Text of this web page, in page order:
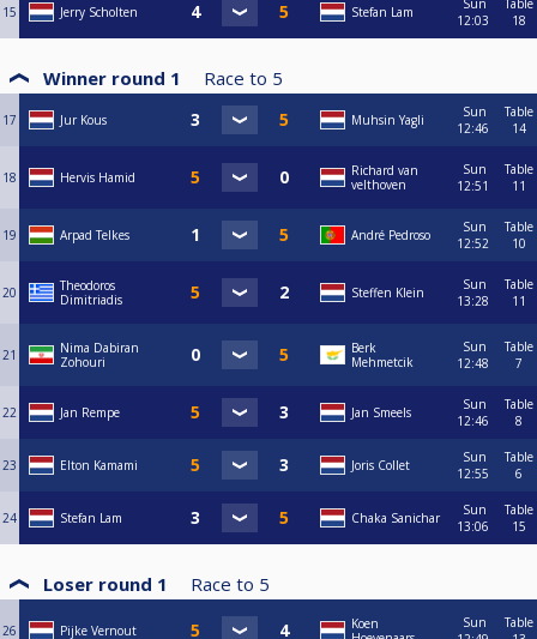
https://www.poolbiljarten.nl/prestatiesport/teamcompetitie-2
15 Jerry Scholten Stefan Lam
Sun
12:03
Table
18
Winner round 1 Race to 5
17 Jur Kous Muhsin Yagli
Sun
12:46
Table
14
18 Hervis Hamid
Richard van
velthoven
Sun
12:51
Table
11
19 Arpad Telkes André Pedroso
Sun
12:52
Table
10
20
Theodoros
Dimitriadis
Steffen Klein
Sun
13:28
Table
11
21
Nima Dabiran
Zohouri
Berk
Mehmetcik
Sun
12:48
Table
7
22 Jan Rempe Jan Smeels
Sun
12:46
Table
8
23 Elton Kamami Joris Collet
Sun
12:55
Table
6
24 Stefan Lam Chaka Sanichar
Sun
13:06
Table
15
Loser round 1 Race to 5
26 Pijke Vernout
Koen
Sun
Table